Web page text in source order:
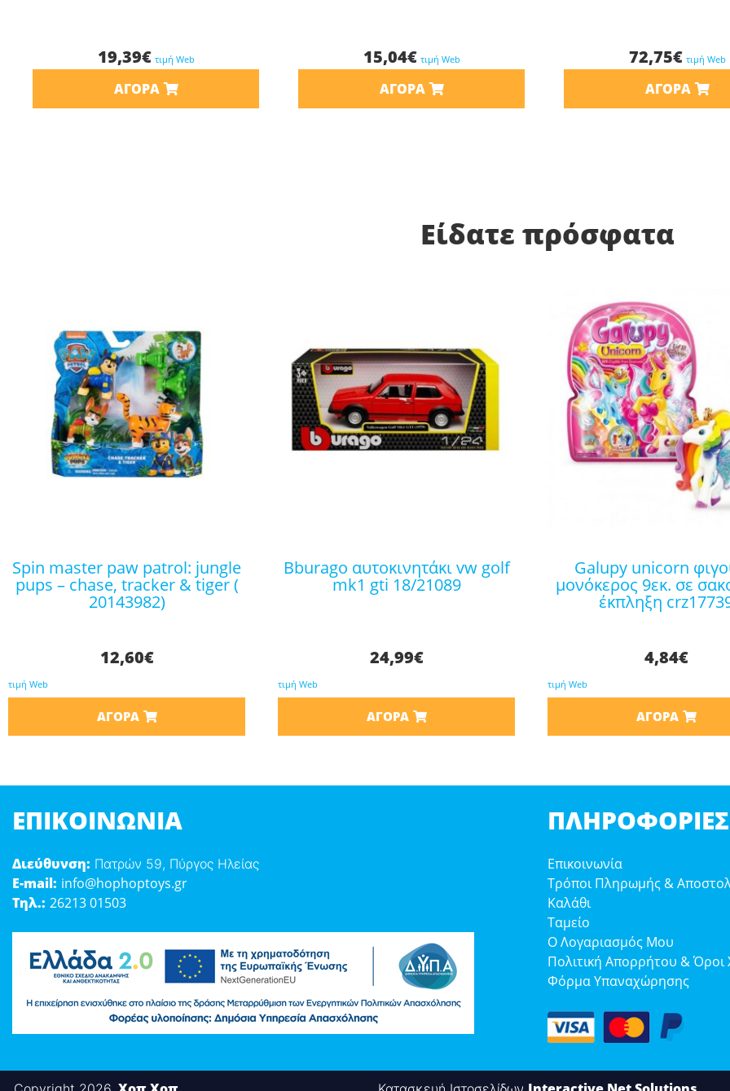
19,39€ τιμή Web
ΑΓΟΡΆ
15,04€ τιμή Web
ΑΓΟΡΆ
72,75€ τιμή Web
ΑΓΟΡΆ
Είδατε πρόσφατα
spin master paw patrol: jungle
pups – chase, tracker & tiger (
20143982)
12,60€
τιμή Web
ΑΓΟΡΆ
bburago αυτοκινητάκι vw golf
mk1 gti 18/21089
24,99€
τιμή Web
ΑΓΟΡΆ
galupy unicorn φιγούρα
μονόκερος 9εκ. σε
έκπληξη
4,84€
τιμή Web
ΑΓΟΡΆ
ΕΠΙΚΟΙΝΩΝΊΑ
Διεύθυνση: Πατρών 59, Πύργος Ηλείας
E-mail: info@hophoptoys.gr
Τηλ.: 26213 01503
ΠΛΗΡΟΦΟΡΊΕΣ
Επικοινωνία
Τρόποι Πληρωμής &
Καλάθι
Ταμείο
Ο Λογαριασμός Μου
Πολιτική Απορρήτου & Όροι
Φόρμα Υπαναχώρησης